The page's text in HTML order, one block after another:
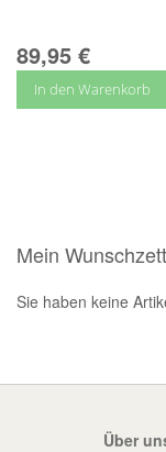
89,95 €
In den Warenkorb
Mein
Sie haben keine
Über